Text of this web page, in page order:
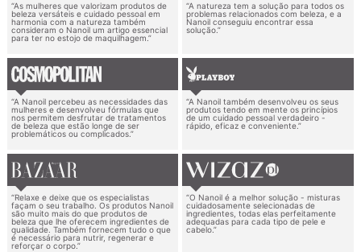
“As mulheres que valorizam produtos de
beleza versáteis e cuidado pessoal em
harmonia com a natureza também
consideram o Nanoil um artigo essencial
para ter no estojo de maquilhagem.”
“A natureza tem a solução para todos os
problemas relacionados com beleza, e a
Nanoil conseguiu encontrar essa
solução.”
“A Nanoil percebeu as necessidades das
mulheres e desenvolveu fórmulas que
nos permitem desfrutar de tratamentos
de beleza que estão longe de ser
problemáticos ou complicados.”
“A Nanoil também desenvolveu os seus
produtos tendo em mente os princípios
de um cuidado pessoal verdadeiro -
rápido, eficaz e conveniente.”
“Relaxe e deixe que os especialistas
façam o seu trabalho. Os produtos Nanoil
são muito mais do que produtos de
beleza que lhe oferecem ingredientes de
qualidade. Também fornecem tudo o que
é necessário para nutrir, regenerar e
reforçar o corpo.”
“O Nanoil é a melhor solução - misturas
cuidadosamente selecionadas de
ingredientes, todas elas perfeitamente
adequadas para cada tipo de pele e
cabelo.”